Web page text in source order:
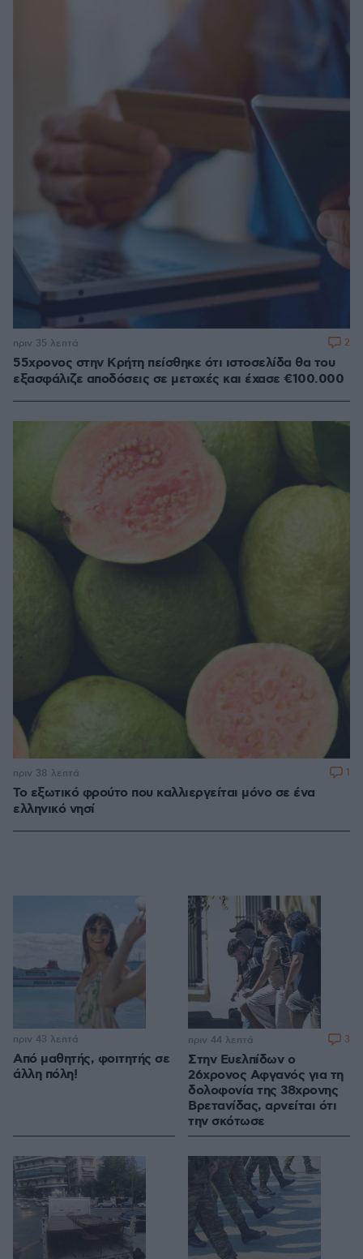
55χρονος στην Κρήτη πείσθηκε ότι ιστοσελίδα θα του
εξασφάλιζε αποδόσεις σε μετοχές και έχασε €100.000
πριν 35 λεπτά 2
Το εξωτικό φρούτο που καλλιεργείται μόνο σε ένα
ελληνικό νησί
πριν 38 λεπτά 1
Από μαθητής, φοιτητής σε
άλλη πόλη!
πριν 43 λεπτά
Στην Ευελπίδων ο
26χρονος Αφγανός για τη
δολοφονία της 38χρονης
Βρετανίδας, αρνείται ότι
την σκότωσε
πριν 44 λεπτά 3